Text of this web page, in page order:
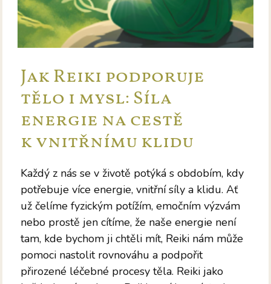
Jak Reiki podporuje
tělo i mysl: Síla
energie na cestě
k vnitřnímu klidu
Každý z nás se v životě potýká s obdobím, kdy
potřebuje více energie, vnitřní síly a klidu. Ať
už čelíme fyzickým potížím, emočním výzvám
nebo prostě jen cítíme, že naše energie není
tam, kde bychom ji chtěli mít, Reiki nám může
pomoci nastolit rovnováhu a podpořit
přirozené léčebné procesy těla. Reiki jako